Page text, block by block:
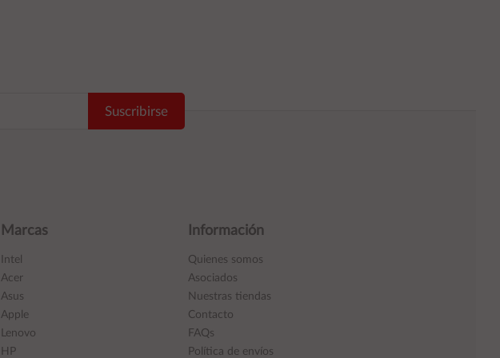
Suscribirse
Marcas
Intel
Acer
Asus
Apple
Lenovo
HP
Información
Quienes somos
Asociados
Nuestras tiendas
Contacto
FAQs
Política de envíos